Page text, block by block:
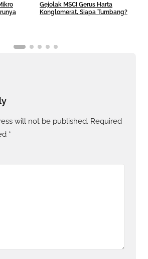
Gejolak MSCI Gerus Harta
Konglomerat, Siapa Tumbang?
will not be published. Required
*